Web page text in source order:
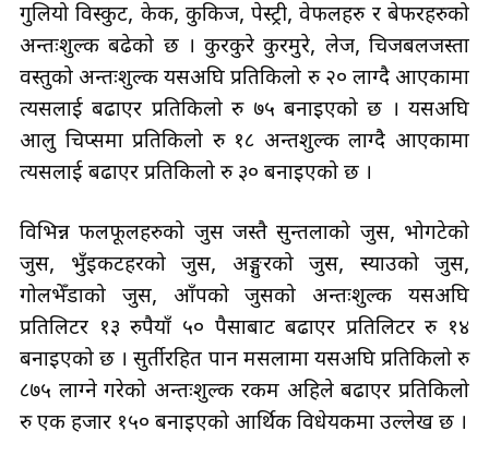
गुलियो विस्कुट, केक, कुकिज, पेस्ट्री, वेफलहरु र बेफरहरुको
अन्तःशुल्क बढेकाे छ । कुरकुरे कुरमुरे, लेज, चिजबलजस्ता
वस्तुको अन्तःशुल्क यसअघि प्रतिकिलो रु २० लाग्दै आएकामा
त्यसलाई बढाएर प्रतिकिलो रु ७५ बनाइएको छ । यसअघि
आलु चिप्समा प्रतिकिलो रु १८ अन्तशुल्क लाग्दै आएकामा
त्यसलाई बढाएर प्रतिकिलो रु ३० बनाइएको छ ।
विभिन्न फलफूलहरुको जुस जस्तै सुन्तलाको जुस, भोगटेको
जुस, भुँइकटहरको जुस, अङ्गुरको जुस, स्याउको जुस,
गोलभेँडाको जुस, आँपको जुसको अन्तःशुल्क यसअघि
प्रतिलिटर १३ रुपैयाँ ५० पैसाबाट बढाएर प्रतिलिटर रु १४
बनाइएको छ । सुर्तीरहित पान मसलामा यसअघि प्रतिकिलो रु
८७५ लाग्ने गरेको अन्तःशुल्क रकम अहिले बढाएर प्रतिकिलो
रु एक हजार १५० बनाइएको आर्थिक विधेयकमा उल्लेख छ ।